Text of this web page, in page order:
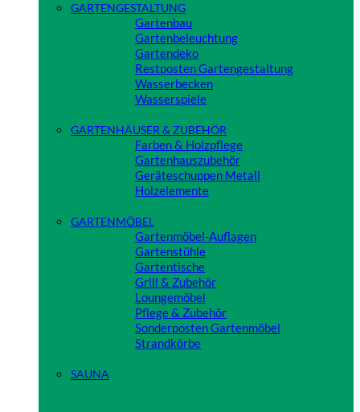
GARTENGESTALTUNG
Gartenbau
Gartenbeleuchtung
Gartendeko
Restposten Gartengestaltung
Wasserbecken
Wasserspiele
GARTENHÄUSER & ZUBEHÖR
Farben & Holzpflege
Gartenhauszubehör
Geräteschuppen Metall
Holzelemente
GARTENMÖBEL
Gartenmöbel-Auflagen
Gartenstühle
Gartentische
Grill & Zubehör
Loungemöbel
Pflege & Zubehör
Sonderposten Gartenmöbel
Strandkörbe
SAUNA